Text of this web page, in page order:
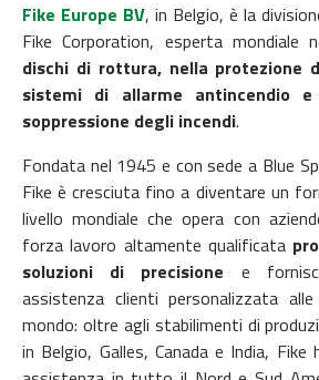
Fike Europe BV, in Belgio, è la
Fike Corporation, esperta mondiale
dischi di rottura, nella protezione
sistemi di allarme antincendio
soppressione degli incendi.
Fondata nel 1945 e con sede a Blue
Fike è cresciuta fino a diventare un
livello mondiale che opera con
forza lavoro altamente qualificata
soluzioni di precisione e
assistenza clienti personalizzata
mondo: oltre agli stabilimenti di
in Belgio, Galles, Canada e India,